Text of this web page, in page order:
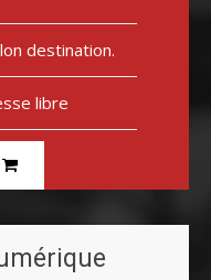
destination.
libre